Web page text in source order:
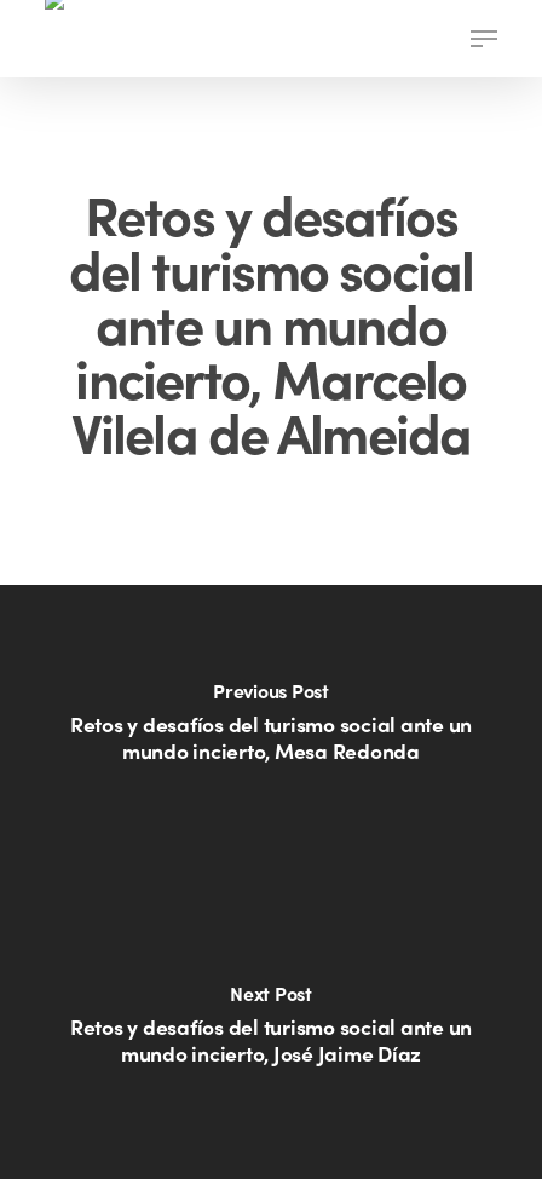
Menu
Retos y desafíos
del turismo social
ante un mundo
incierto, Marcelo
Vilela de Almeida
Previous Post
Retos y desafíos del turismo social ante un
mundo incierto, Mesa Redonda
Next Post
Retos y desafíos del turismo social ante un
mundo incierto, José Jaime Díaz